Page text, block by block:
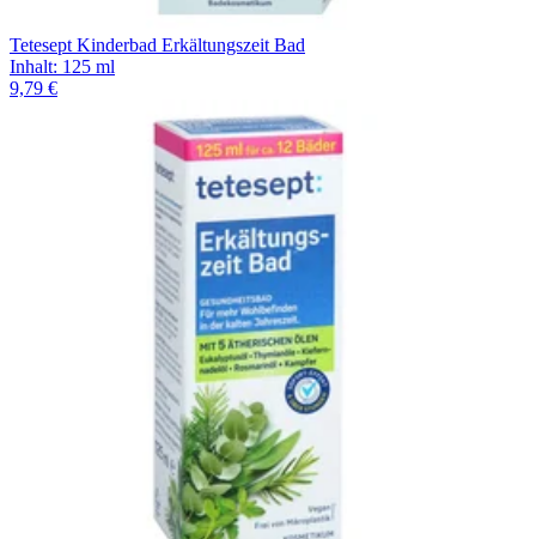
Tetesept Kinderbad Erkältungszeit Bad
Inhalt: 125 ml
9,79 €